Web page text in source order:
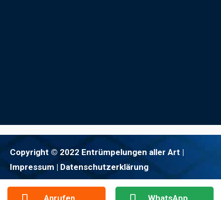
Copyright © 2022 Entrümpelungen aller Art |
Impressum | Datenschutzerklärung
Anrufen WhatsApp